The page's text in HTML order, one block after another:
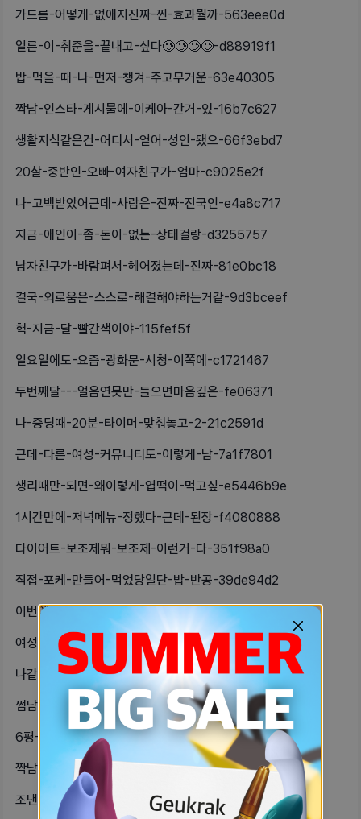
가드름-어떻게-없애지진짜-찐-효과뭘까-563eee0d
얼른-이-취준을-끝내고-싶다🥲🥲🥲🥲-d88919f1
밥-먹을-때-나-먼저-챙겨-주고무거운-63e40305
짝남-인스타-게시물에-이케아-간거-있-16b7c627
생활지식같은건-어디서-얻어-성인-됐으-66f3ebd7
20살-중반인-오빠-여자친구가-엄마-c9025e2f
나-고백받았어근데-사람은-진짜-진국인-e4a8c717
지금-애인이-좀-돈이-없는-상태걸랑-d3255757
남자친구가-바람펴서-헤어졌는데-진짜-81e0bc18
결국-외로움은-스스로-해결해야하는거같-9d3bceef
헉-지금-달-빨간색이야-115fef5f
일요일에도-요즘-광화문-시청-이쪽에-c1721467
두번째달---얼음연못만-들으면마음깊은-fe06371
나-중딩때-20분-타이머-맞춰놓고-2-21c2591d
근데-다른-여성-커뮤니티도-이렇게-남-7a1f7801
생리때만-되면-왜이렇게-엽떡이-먹고싶-e5446b9e
1시간만에-저녁메뉴-정했다-근데-된장-f4080888
다이어트-보조제뭐-보조제-이런거-다-351f98a0
직접-포케-만들어-먹었당일단-밥-반공-39de94d2
이번에-폰-사는데-아이폼-16-살까-f62637bf
여성청결제랑-질유산균-추천해줄-자기있-fba93448
나같은-자기들있으려나생긴건-세상-순진-f89c8408
썸남-연락-일부러-무시하는데중간중간-ef3246c6
6평-원룸-9평원룸-차이심해-48bbe729
짝남이-인스타-메모에-딸기망개떡이라고-e23997db
조낸-쓸쓸해-외로워억까당하는-기분이다-2371ac3d